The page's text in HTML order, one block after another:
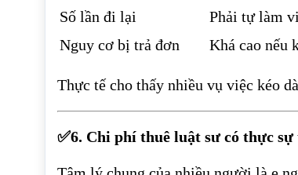
Số lần đi lại
Phải tự làm
Nguy cơ bị trả đơn
Khá cao nếu
Thực tế cho thấy nhiều vụ việc kéo
✅6. Chi phí thuê luật sư có thực sự